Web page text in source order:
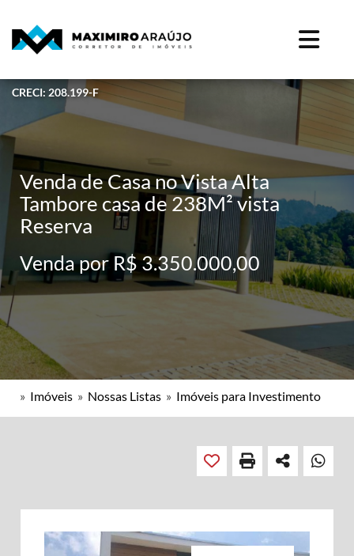
CRECI: 208.199-F
Venda de Casa no Vista Alta
Tambore casa de 238M² vista
Reserva
Venda por R$ 3.350.000,00
» Imóveis » Nossas Listas » Imóveis para Investimento